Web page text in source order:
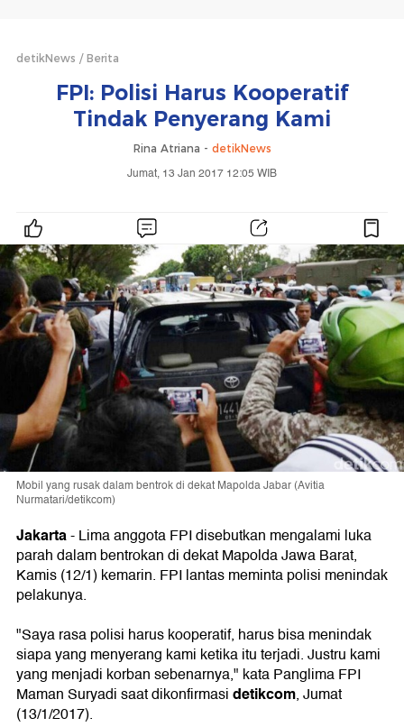
detikNews Berita
FPI: Polisi Harus Kooperatif
Tindak Penyerang Kami
Rina Atriana - detikNews
Jumat, 13 Jan 2017 12:05 WIB
Mobil yang rusak dalam bentrok di dekat Mapolda Jabar (Avitia
Nurmatari/detikcom)
Jakarta-Lima anggota FPI disebutkan mengalami luka
parah dalam bentrokan di dekat Mapolda Jawa Barat,
Kamis (12/1) kemarin. FPI lantas meminta polisi menindak
pelakunya.
"Saya rasa polisi harus kooperatif, harus bisa menindak
siapa yang menyerang kami ketika itu terjadi. Justru kami
yang menjadi korban sebenarnya," kata Panglima FPI
Maman Suryadi saat dikonfirmasidetikcom, Jumat
(13/1/2017).